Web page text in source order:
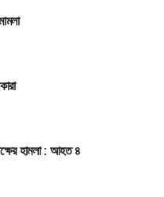
হামলা : আহত ৪